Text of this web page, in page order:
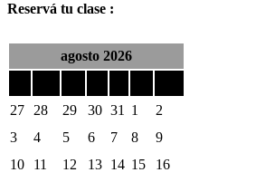
Reservá tu clase :
agosto 2026
27
28 29 30 31 1
2
3
4 5 6 7 8
9
10
11 12 13 14 15
16